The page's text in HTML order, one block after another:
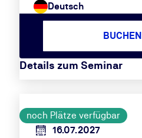
Deutsch
Details zum Seminar
BUCHEN
noch Plätze verfügbar
16.07.2027